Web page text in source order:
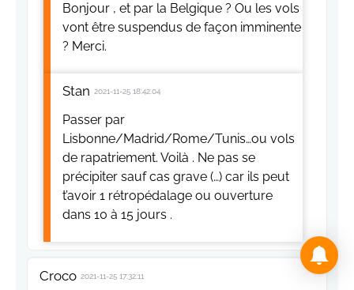
Bonjour , et par la Belgique ? Ou les vols
vont être suspendus de façon imminente
? Merci.
Stan 2021-11-25 18:42:04
Passer par
Lisbonne/Madrid/Rome/Tunis…ou vols
de rapatriement. Voilà . Ne pas se
précipiter sauf cas grave (…) car ils peut
t’avoir 1 rétropédalage ou ouverture
dans 10 à 15 jours .
Croco 2021-11-25 17:32:11